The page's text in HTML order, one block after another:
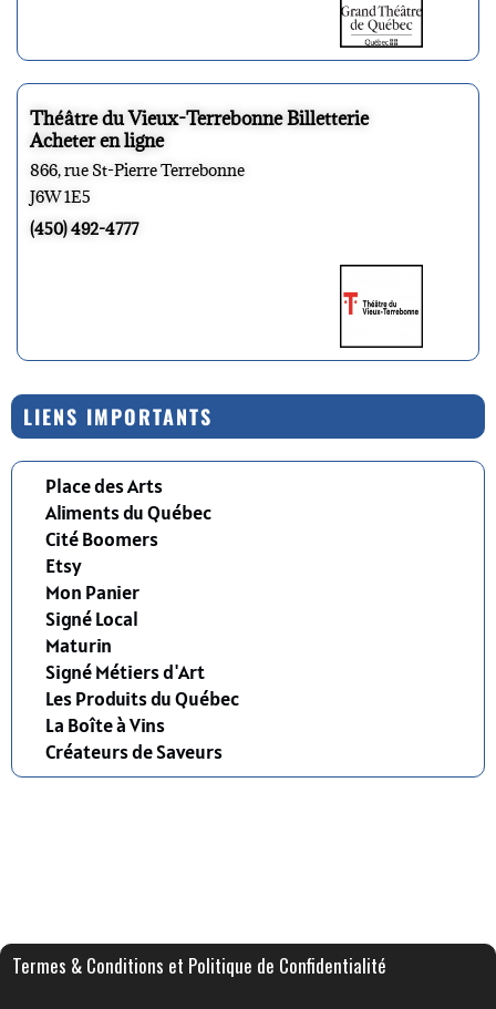
Théâtre du Vieux-Terrebonne Billetterie
Acheter en ligne
866, rue St-Pierre Terrebonne
J6W 1E5
(450) 492-4777
LIENS IMPORTANTS
Place des Arts
Aliments du Québec
Cité Boomers
Etsy
Mon Panier
Signé Local
Maturin
Signé Métiers d'Art
Les Produits du Québec
La Boîte à Vins
Créateurs de Saveurs
Termes & Conditions et Politique de Confidentialité